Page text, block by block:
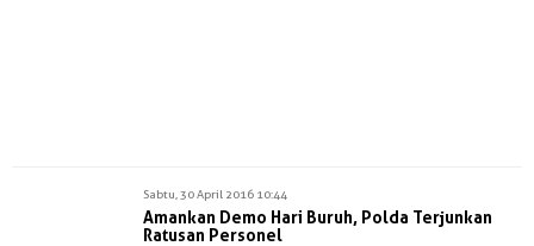
Sabtu, 30 April 2016 10:44
Amankan Demo Hari Buruh, Polda Terjunkan
Ratusan Personel